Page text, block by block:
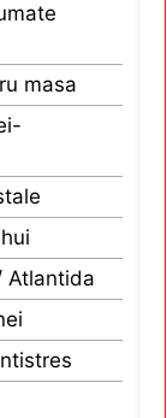
masa
Atlantida